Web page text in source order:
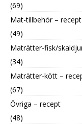
(69)
Mat-tillbehör – recept
(49)
Maträtter-fisk/
(34)
Maträtter-kött –
(67)
Övriga – recept
(48)